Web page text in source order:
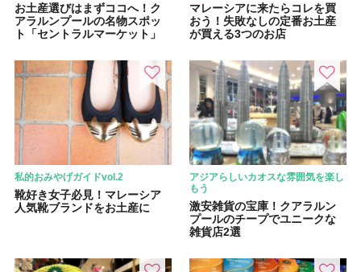
お土産選びはまずココへ！ク
アラルンプールの名物スポッ
ト「セントラルマーケット」
マレーシアに来たらコレを買
おう！失敗なしの定番お土産
が買える3つのお店
私的おみやげガイドvol.2
靴好き女子必見！マレーシア
人気靴ブランドをお土産に
アジアらしいカオスな雰囲気を楽し
もう
激安雑貨の宝庫！クアラルン
プールのチープでユニークな
雑貨店2選